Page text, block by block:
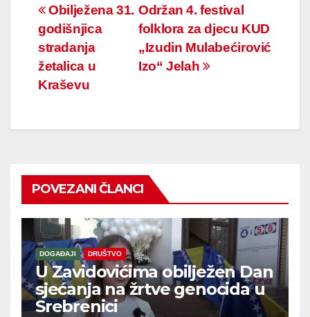
Navigacija
članaka
Održan 4. festival
folklora za djecu KUD
„Izudin Mulabećirović
Izo“ Jelah
Obilježena 31.
godišnjica
stradanja
žetalica u
Kraševu
POVEZANI ČLANCI
DOGAĐAJI DRUŠTVO
U Zavidovićima obilježen Dan
sjećanja na žrtve genocida u
Srebrenici